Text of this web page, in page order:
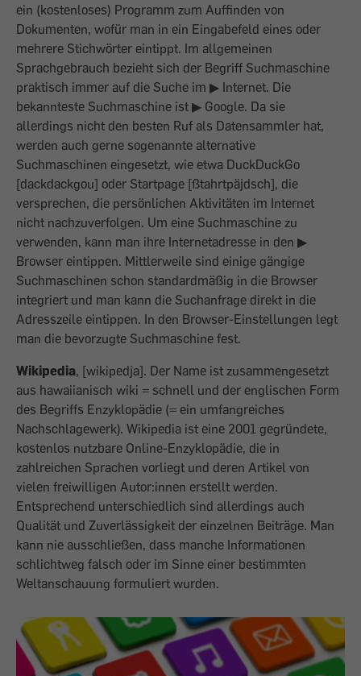
ein (kostenloses) Programm zum Auffinden von
Dokumenten, wofür man in ein Eingabefeld eines oder
mehrere Stichwörter eintippt. Im allgemeinen
Sprachgebrauch bezieht sich der Begriff Suchmaschine
praktisch immer auf die Suche im ▶ Internet. Die
bekannteste Suchmaschine ist ▶ Google. Da sie
allerdings nicht den besten Ruf als Datensammler hat,
werden auch gerne sogenannte alternative
Suchmaschinen eingesetzt, wie etwa DuckDuckGo
[dackdackgou] oder Startpage [ßtahrtpäjdsch], die
versprechen, die persönlichen Aktivitäten im Internet
nicht nachzuverfolgen. Um eine Suchmaschine zu
verwenden, kann man ihre Internetadresse in den ▶
Browser eintippen. Mittlerweile sind einige gängige
Suchmaschinen schon standardmäßig in die Browser
integriert und man kann die Suchanfrage direkt in die
Adresszeile eintippen. In den Browser-Einstellungen legt
man die bevorzugte Suchmaschine fest.
Wikipedia, [wikipedja]. Der Name ist zusammengesetzt
aus hawaiianisch wiki = schnell und der englischen Form
des Begriffs Enzyklopädie (= ein umfangreiches
Nachschlagewerk). Wikipedia ist eine 2001 gegründete,
kostenlos nutzbare Online-Enzyklopädie, die in
zahlreichen Sprachen vorliegt und deren Artikel von
vielen freiwilligen Autor:innen erstellt werden.
Entsprechend unterschiedlich sind allerdings auch
Qualität und Zuverlässigkeit der einzelnen Beiträge. Man
kann nie ausschließen, dass manche Informationen
schlichtweg falsch oder im Sinne einer bestimmten
Weltanschauung formuliert wurden.